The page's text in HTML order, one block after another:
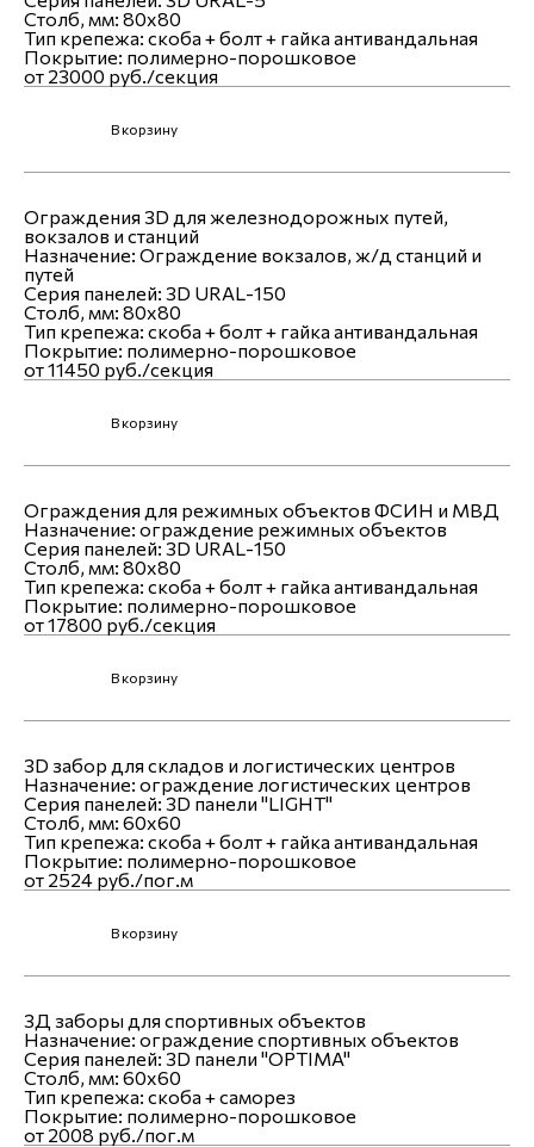
Столб, мм: 80х80
Тип крепежа: скоба + болт + гайка антивандальная
Покрытие: полимерно-порошковое
от 23000 руб./секция
В корзину
Ограждения 3D для железнодорожных путей,
вокзалов и станций
Назначение: Ограждение вокзалов, ж/д станций и
путей
Серия панелей: 3D URAL-150
Столб, мм: 80х80
Тип крепежа: скоба + болт + гайка антивандальная
Покрытие: полимерно-порошковое
от 11450 руб./секция
В корзину
Ограждения для режимных объектов ФСИН и МВД
Назначение: ограждение режимных объектов
Серия панелей: 3D URAL-150
Столб, мм: 80х80
Тип крепежа: скоба + болт + гайка антивандальная
Покрытие: полимерно-порошковое
от 17800 руб./секция
В корзину
3D забор для складов и логистических центров
Назначение: ограждение логистических центров
Серия панелей: 3D панели "LIGHT"
Столб, мм: 60х60
Тип крепежа: скоба + болт + гайка антивандальная
Покрытие: полимерно-порошковое
от 2524 руб./пог.м
В корзину
3Д заборы для спортивных объектов
Назначение: ограждение спортивных объектов
Серия панелей: 3D панели "OPTIMA"
Столб, мм: 60х60
Тип крепежа: скоба + саморез
Покрытие: полимерно-порошковое
от 2008 руб./пог.м